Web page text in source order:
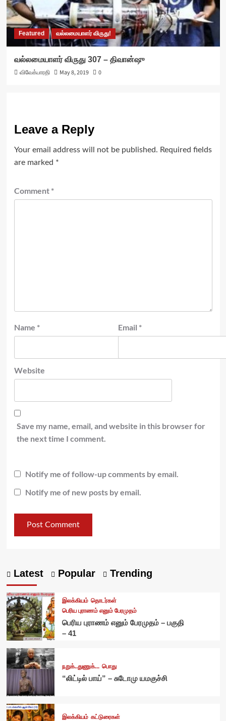
Featured வல்லமையாளர் விருது!
வல்லமையாளர் விருது 307 – திவான்ஷு
விவேக்பாரதி
May 8, 2019 0
Leave a Reply
Your email address will not be published. Required fields
are marked *
Comment *
Name * Email *
Website
Save my name, email, and website in this browser for
the next time I comment.
Notify me of follow-up comments by email.
Notify me of new posts by email.
Latest Popular Trending
இலக்கியம் தொடர்கள்
பெரிய புராணம் எனும் பேரமுதம்
பெரிய புராணம் எனும் பேரமுதம் – பகுதி
– 41
நறுக்..துணுக்... பொது
“லிட்டில் பாய்” – சுடோமு யமகுச்சி
இலக்கியம் கட்டுரைகள்